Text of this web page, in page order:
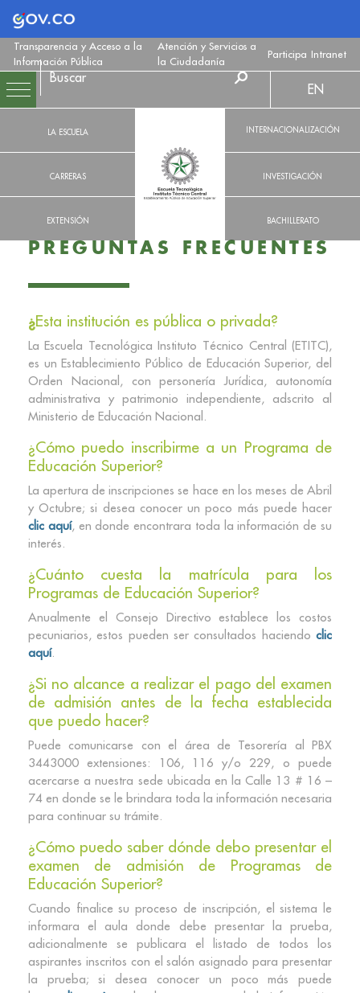
Logo Gobierno de Colombia
Transparencia y Acceso a la
Información Pública
Atención y Servicios a
la Ciudadanía
Participa Intranet
LA ESCUELA
CARRERAS
EXTENSIÓN
EN
INTERNACIONALIZACIÓN
INVESTIGACIÓN
BACHILLERATO
PREGUNTAS FRECUENTES
¿Esta institución es pública o privada?
La Escuela Tecnológica Instituto Técnico Central (ETITC),
es un Establecimiento Público de Educación Superior, del
Orden Nacional, con personería Jurídica, autonomía
administrativa y patrimonio independiente, adscrito al
Ministerio de Educación Nacional.
¿Cómo puedo inscribirme a un Programa de
Educación Superior?
La apertura de inscripciones se hace en los meses de Abril
y Octubre; si desea conocer un poco más puede hacer
clic aquí, en donde encontrara toda la información de su
interés.
¿Cuánto cuesta la matrícula para los
Programas de Educación Superior?
Anualmente el Consejo Directivo establece los costos
pecuniarios, estos pueden ser consultados haciendoclic
aquí.
¿Si no alcance a realizar el pago del examen
de admisión antes de la fecha establecida
que puedo hacer?
Puede comunicarse con el área de Tesorería al PBX
3443000 extensiones: 106, 116 y/o 229, o puede
acercarse a nuestra sede ubicada en la Calle 13 # 16 –
74 en donde se le brindara toda la información necesaria
para continuar su trámite.
¿Cómo puedo saber dónde debo presentar el
examen de admisión de Programas de
Educación Superior?
Cuando finalice su proceso de inscripción, el sistema le
informara el aula donde debe presentar la prueba,
adicionalmente se publicara el listado de todos los
aspirantes inscritos con el salón asignado para presentar
la prueba; si desea conocer un poco más puede